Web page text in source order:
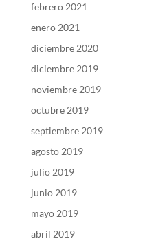
febrero 2021
enero 2021
diciembre 2020
diciembre 2019
noviembre 2019
octubre 2019
septiembre 2019
agosto 2019
julio 2019
junio 2019
mayo 2019
abril 2019